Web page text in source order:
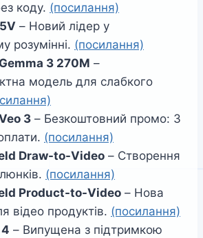
коду. (посилання)
– Новий лідер у
розумінні. (посилання)
3 270M –
модель для слабкого
3 – Безкоштовний промо: 3
(посилання)
Draw-to-Video – Створення
(посилання)
Product-to-Video – Нова
відео продуктів. (посилання)
– Випущена з підтримкою